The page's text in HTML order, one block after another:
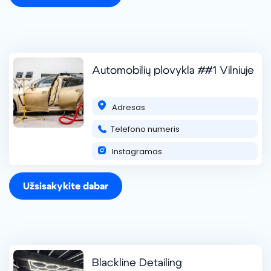
MB Autohouse detailing
salono valymas
Automobilių plovykla ##1 Vilniuje
Adresas
Telefono numeris
Instagramas
Užsisakykite dabar
Blackline Detailing